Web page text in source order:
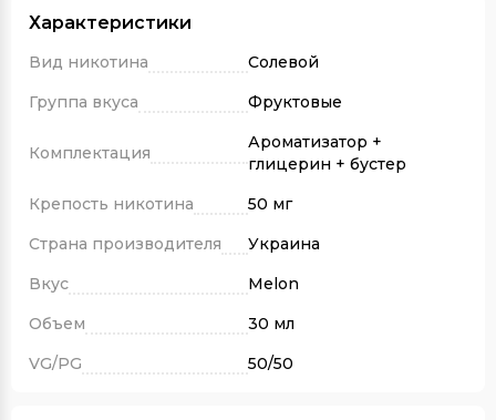
Характеристики
Вид никотина
Солевой
Группа вкуса
Фруктовые
Комплектация
Ароматизатор +
глицерин + бустер
Крепость никотина
50 мг
Страна производителя
Украина
Вкус
Melon
Объем
30 мл
VG/PG
50/50